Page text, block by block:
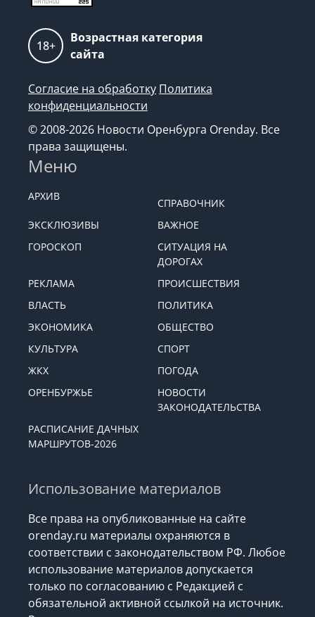
18+
Возрастная категория
сайта
Согласие на обработку Политика
конфиденциальности
© 2008-2026 Новости Оренбурга Orenday. Все
права защищены.
Меню
АРХИВ
СПРАВОЧНИК
ЭКСКЛЮЗИВЫ
ВАЖНОЕ
ГОРОСКОП
СИТУАЦИЯ НА
ДОРОГАХ
РЕКЛАМА
ПРОИСШЕСТВИЯ
ВЛАСТЬ
ПОЛИТИКА
ЭКОНОМИКА
ОБЩЕСТВО
КУЛЬТУРА
СПОРТ
ЖКХ
ПОГОДА
ОРЕНБУРЖЬЕ
НОВОСТИ
ЗАКОНОДАТЕЛЬСТВА
РАСПИСАНИЕ ДАЧНЫХ
МАРШРУТОВ-2026
Использование материалов
Все права на опубликованные на сайте
orenday.ru материалы охраняются в
соответствии с законодательством РФ. Любое
использование материалов допускается
только по согласованию с Редакцией с
обязательной активной ссылкой на источник.